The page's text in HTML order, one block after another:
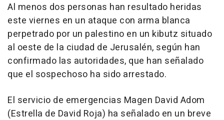
Al menos dos personas han resultado heridas
este viernes en un ataque con arma blanca
perpetrado por un palestino en un kibutz situado
al oeste de la ciudad de Jerusalén, según han
confirmado las autoridades, que han señalado
que el sospechoso ha sido arrestado.
El servicio de emergencias Magen David Adom
(Estrella de David Roja) ha señalado en un breve